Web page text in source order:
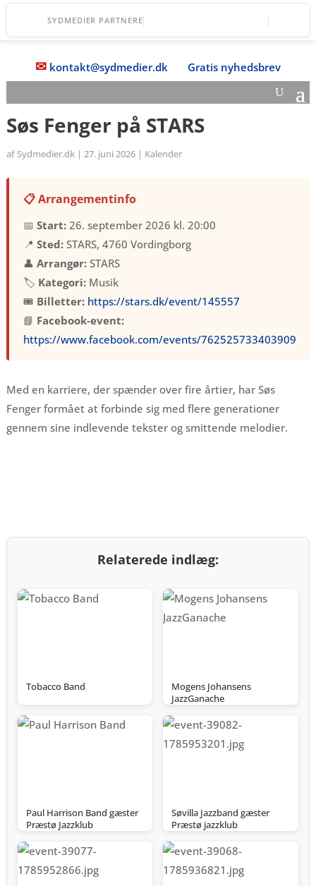
SYDMEDIER PARTNERE
✉ kontakt@sydmedier.dk Gratis nyhedsbrev
Søs Fenger på STARS
af Sydmedier.dk| 27. juni 2026| Kalender
📋 Arrangementinfo
📅 Start:26. september 2026 kl. 20:00
📍 Sted:STARS, 4760 Vordingborg
👤 Arrangør:STARS
🏷️ Kategori:Musik
🎟️ Billetter: https://stars.dk/event/145557
📘 Facebook-event:
https://www.facebook.com/events/762525733403909
Med en karriere, der spænder over fire årtier, har Søs
Fenger formået at forbinde sig med flere generationer
gennem sine indlevende tekster og smittende melodier.
Relaterede indlæg:
Tobacco Band
Mogens Johansens
JazzGanache
Paul Harrison Band gæster
Præstø Jazzklub
Søvilla Jazzband gæster
Præstø jazzklub